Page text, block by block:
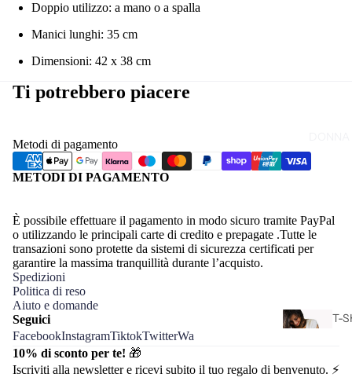
T-
Doppio utilizzo: a mano o a spalla
Manici lunghi: 35 cm
Dimensioni: 42 x 38 cm
Ti potrebbero piacere
Metodi di pagamento
METODI DI PAGAMENTO
È possibile effettuare il pagamento in modo sicuro tramite PayPal
o utilizzando le principali carte di credito e prepagate .Tutte le
transazioni sono protette da sistemi di sicurezza certificati per
garantire la massima tranquillità durante l’acquisto.
Spedizioni
Politica di reso
Aiuto e domande
Seguici
FacebookInstagramTiktokTwitterWa
10% di sconto per te! 🎁
Iscriviti alla newsletter e ricevi subito il tuo regalo di benvenuto. ⚡️